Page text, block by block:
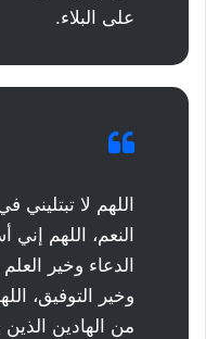
على البلاء.
اللهم لا
النعم، اللهم
الدعاء وخير
وخير التوفيق،
من الهادين الذين